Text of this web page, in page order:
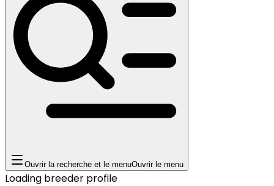
Ouvrir la recherche et le menuOuvrir le menu
Loading breeder profile